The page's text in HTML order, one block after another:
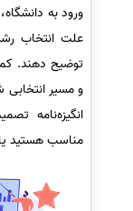
ورود به
علت انتخاب
توضیح دهند.
و مسیر انتخابی
انگیزه‌نامه
مناسب هستید